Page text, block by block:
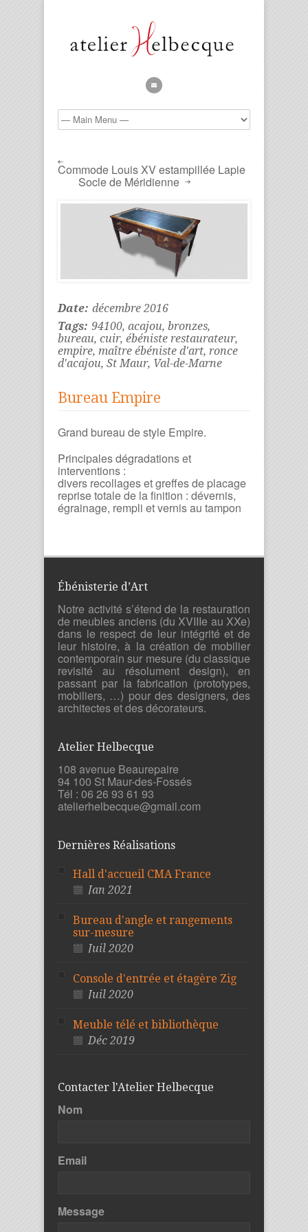
Commode Louis XV estampillée Lapie
Socle de Méridienne
Date: décembre 2016
Tags: 94100, acajou, bronzes,
bureau, cuir, ébéniste restaurateur,
empire, maître ébéniste d'art, ronce
d'acajou, St Maur, Val-de-Marne
Bureau Empire
Grand bureau de style Empire.
Principales dégradations et
interventions :
divers recollages et greffes de placage
reprise totale de la finition : dévernis,
égrainage, rempli et vernis au tampon
Ébénisterie d’Art
Notre activité s’étend de la restauration
de meubles anciens (du XVIIIe au XXe)
dans le respect de leur intégrité et de
leur histoire, à la création de mobilier
contemporain sur mesure (du classique
revisité au résolument design), en
passant par la fabrication (prototypes,
mobiliers, …) pour des designers, des
architectes et des décorateurs.
Atelier Helbecque
108 avenue Beaurepaire
94 100 St Maur-des-Fossés
Tél : 06 26 93 61 93
atelierhelbecque@gmail.com
Dernières Réalisations
Hall d'accueil CMA France
Jan 2021
Bureau d'angle et rangements
sur-mesure
Juil 2020
Console d'entrée et étagère Zig
Juil 2020
Meuble télé et bibliothèque
Déc 2019
Contacter l'Atelier Helbecque
Nom
Email
Message